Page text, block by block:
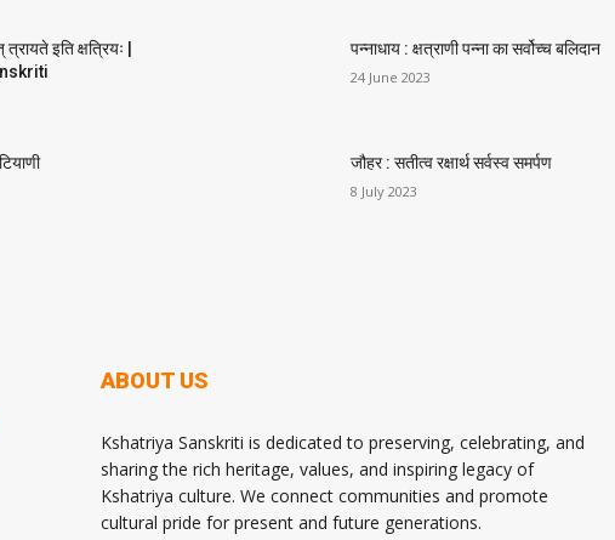
त्रायते इति क्षत्रियः |
पन्नाधाय : क्षत्राणी पन्ना का सर्वोच्च बलिदान
24 June 2023
जौहर : सतीत्व रक्षार्थ सर्वस्व समर्पण
8 July 2023
ABOUT US
Kshatriya Sanskriti is dedicated to preserving, celebrating, and
sharing the rich heritage, values, and inspiring legacy of
Kshatriya culture. We connect communities and promote
cultural pride for present and future generations.